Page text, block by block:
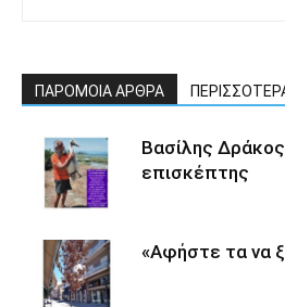
ΠΑΡΟΜΟΙΑ ΑΡΘΡΑ
Βασίλης
επισκέπτης
«Αφήστε τα να